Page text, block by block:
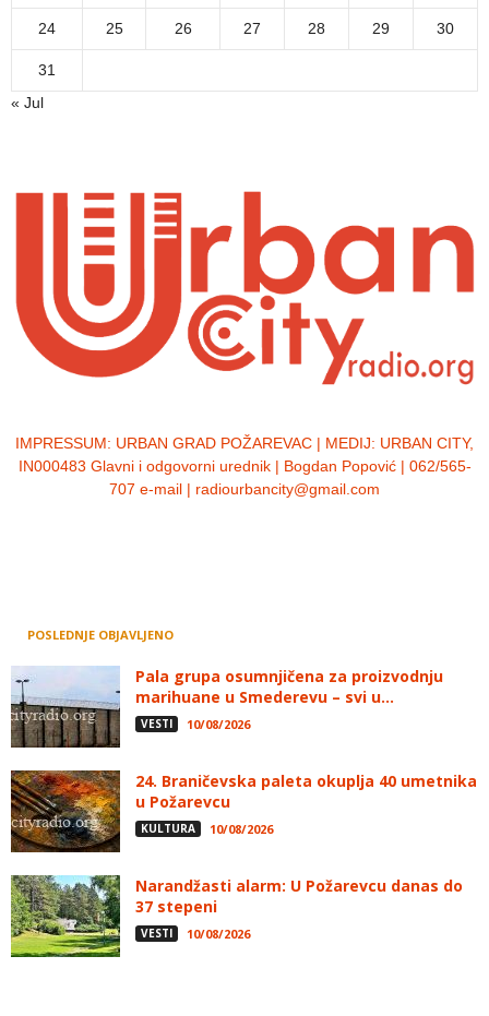
24 25 26 27 28 29 30
31
« Jul
IMPRESSUM: URBAN GRAD POŽAREVAC | MEDIJ: URBAN CITY,
IN000483 Glavni i odgovorni urednik | Bogdan Popović | 062/565-
707 e-mail | radiourbancity@gmail.com
POSLEDNJE OBJAVLJENO
Pala grupa osumnjičena za proizvodnju
marihuane u Smederevu – svi u...
VESTI 10/08/2026
24. Braničevska paleta okuplja 40 umetnika
u Požarevcu
KULTURA 10/08/2026
Narandžasti alarm: U Požarevcu danas do
37 stepeni
VESTI 10/08/2026